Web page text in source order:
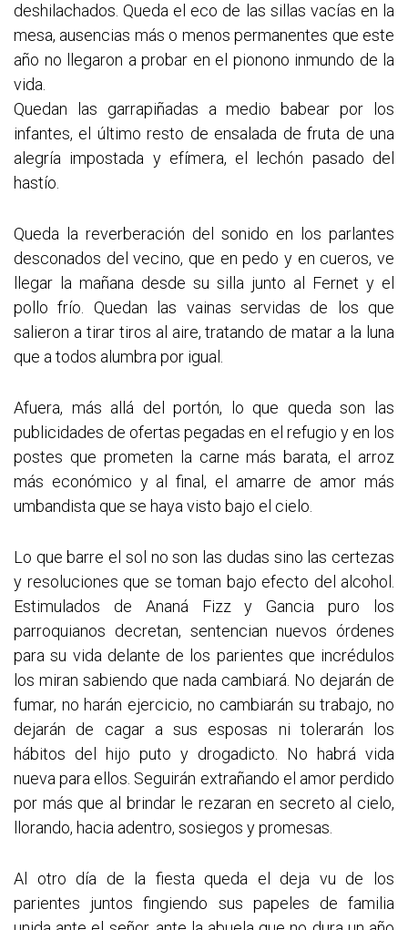
deshilachados. Queda el eco de las sillas vacías en la
mesa, ausencias más o menos permanentes que este
año no llegaron a probar en el pionono inmundo de la
vida.
Quedan las garrapiñadas a medio babear por los
infantes, el último resto de ensalada de fruta de una
alegría impostada y efímera, el lechón pasado del
hastío.
Queda la reverberación del sonido en los parlantes
desconados del vecino, que en pedo y en cueros, ve
llegar la mañana desde su silla junto al Fernet y el
pollo frío. Quedan las vainas servidas de los que
salieron a tirar tiros al aire, tratando de matar a la luna
que a todos alumbra por igual.
Afuera, más allá del portón, lo que queda son las
publicidades de ofertas pegadas en el refugio y en los
postes que prometen la carne más barata, el arroz
más económico y al final, el amarre de amor más
umbandista que se haya visto bajo el cielo.
Lo que barre el sol no son las dudas sino las certezas
y resoluciones que se toman bajo efecto del alcohol.
Estimulados de Ananá Fizz y Gancia puro los
parroquianos decretan, sentencian nuevos órdenes
para su vida delante de los parientes que incrédulos
los miran sabiendo que nada cambiará. No dejarán de
fumar, no harán ejercicio, no cambiarán su trabajo, no
dejarán de cagar a sus esposas ni tolerarán los
hábitos del hijo puto y drogadicto. No habrá vida
nueva para ellos. Seguirán extrañando el amor perdido
por más que al brindar le rezaran en secreto al cielo,
llorando, hacia adentro, sosiegos y promesas.
Al otro día de la fiesta queda el deja vu de los
parientes juntos fingiendo sus papeles de familia